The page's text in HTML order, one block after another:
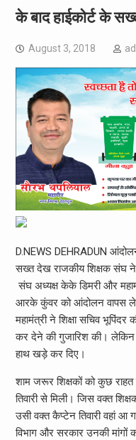
के बाद हाईकोर्ट के
August 3, 2018
D.NEWS DEHRADUN
सख्त देख राजकीय शिक्षक संघ ने
संघ अध्यक्ष केके डिमरी और
आरके कुंवर को आंदोलन वापस लेने
महामंत्री ने शिक्षा सचिव
कर देने की गुजारिश की। लेकिन
हाथ खड़े कर दिए।
शाम जरूर शिक्षकों को कुछ
तिवारी से मिली। जिस वक्त
उसी वक्त कैप्टेन तिवारी वहां आ
विभाग और सरकार उनकी मांगों